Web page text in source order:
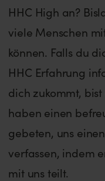
HHC High an?
viele Menschen
können. Falls du
HHC Erfahrung
dich zukommt,
haben einen
gebeten, uns
verfassen, indem
mit uns teilt.